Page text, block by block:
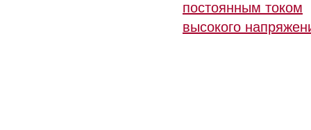
постоянным током
высокого